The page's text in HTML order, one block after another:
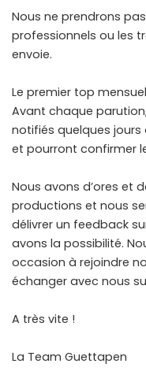
Nous ne prendrons
professionnels ou les
envoie.
Le premier top
Avant chaque
notifiés quelques
et pourront confirmer
Nous avons d’ores et
productions et nous
délivrer un feedback
avons la possibilité.
occasion à rejoindre
échanger avec nous
A très vite !
La Team Guettapen